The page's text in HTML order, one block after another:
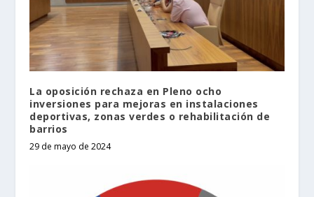
La oposición rechaza en Pleno ocho
inversiones para mejoras en instalaciones
deportivas, zonas verdes o rehabilitación de
barrios
29 de mayo de 2024